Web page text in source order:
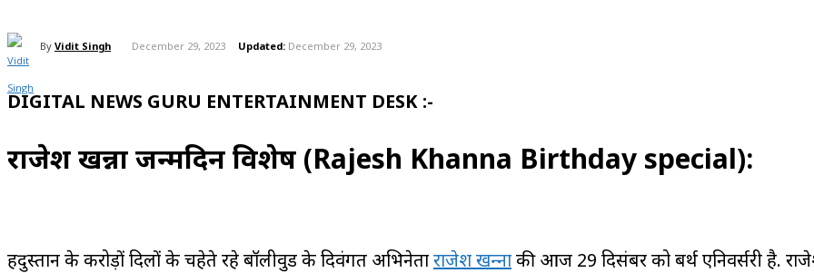
By Vidit Singh December 29, 2023 Updated: December 29, 2023
DIGITAL NEWS GURU ENTERTAINMENT DESK :-
राजेश खन्ना जन्मदिन विशेष (Rajesh Khanna Birthday special):
हिंदुस्‍तान के करोड़ों दिलों के चहेते रहे बॉलीवुड के दिवंगत अभिनेताराजेश खन्‍नाकी आज 29 दिसंबर को बर्थ एनिवर्सरी है.